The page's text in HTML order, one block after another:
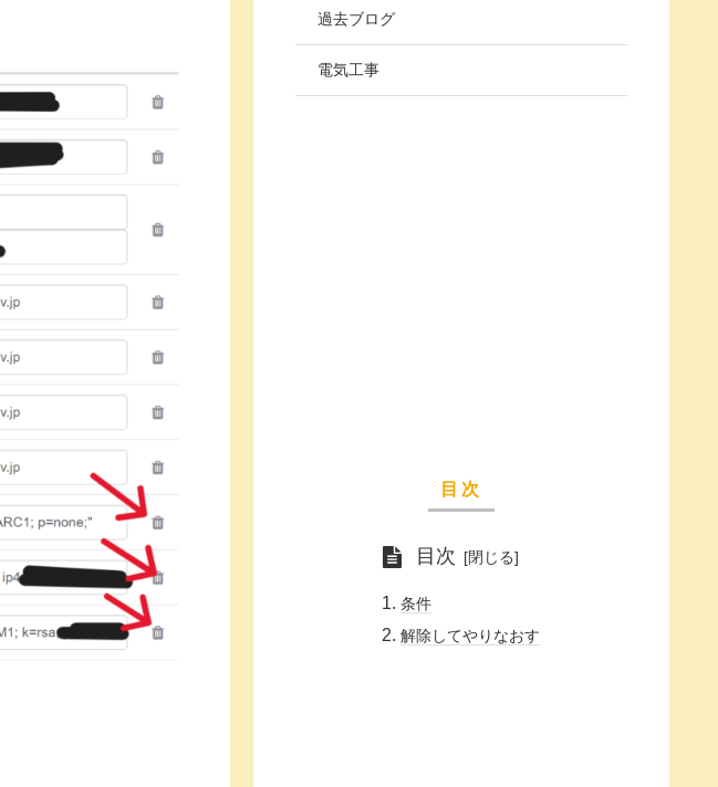
過去ブログ
電気工事
目次
目次
条件
解除してやりなおす